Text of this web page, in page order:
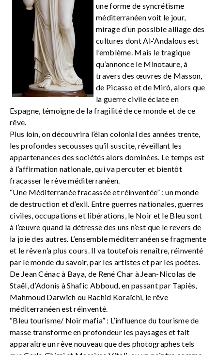
une forme de syncrétisme
méditerranéen voit le jour,
mirage d’un possible alliage des
cultures dont Al-‘Andalous est
l’emblème. Mais le tragique
qu’annonce le Minotaure, à
travers des œuvres de Masson,
de Picasso et de Miró, alors que
la guerre civile éclate en
Espagne, témoigne de la fragilité de ce monde et de ce
rêve.
Plus loin, on découvrira l’élan colonial des années trente,
les profondes secousses qu’il suscite, réveillant les
appartenances des sociétés alors dominées. Le temps est
à l’affirmation nationale, qui va percuter et bientôt
fracasser le rêve méditerranéen.
“Une Méditerranée fracassée et réinventée” : un monde
de destruction et d’exil. Entre guerres nationales, guerres
civiles, occupations et libérations, le Noir et le Bleu sont
à l’œuvre quand la détresse des uns n’est que le revers de
la joie des autres. L’ensemble méditerranéen se fragmente
et le rêve n’a plus cours. Il va toutefois renaître, réinventé
par le monde du savoir, par les artistes et par les poètes.
De Jean Cénac à Baya, de René Char à Jean-Nicolas de
Staël, d’Adonis à Shafic Abboud, en passant par Tapiès,
Mahmoud Darwîch ou Rachid Koraïchi, le rêve
méditerranéen est réinventé.
“Bleu tourisme/ Noir mafia” : L’influence du tourisme de
masse transforme en profondeur les paysages et fait
apparaître un rêve nouveau que des photographes tels